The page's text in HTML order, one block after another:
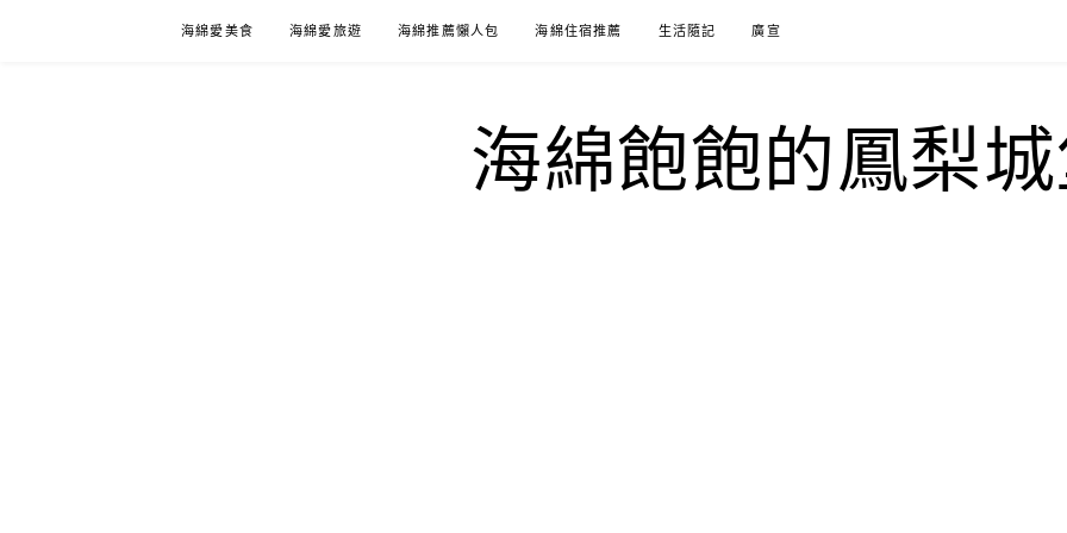
海綿愛美食 海綿愛旅遊 海綿推薦懶人包 海綿住宿推薦 生活隨記 廣宣
海綿飽飽的鳳梨